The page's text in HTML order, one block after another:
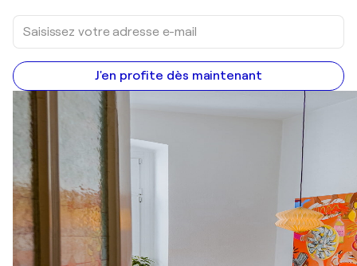
J'en profite dès maintenant